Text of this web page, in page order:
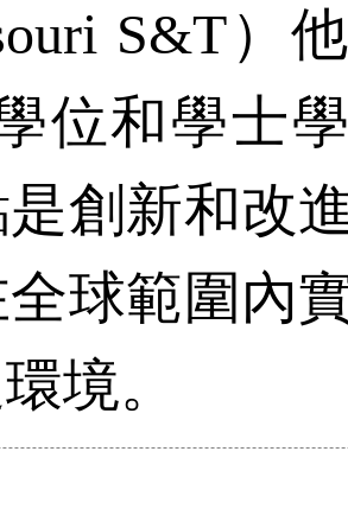
S&T）
位和學士學
創新和改
球範圍內
境。